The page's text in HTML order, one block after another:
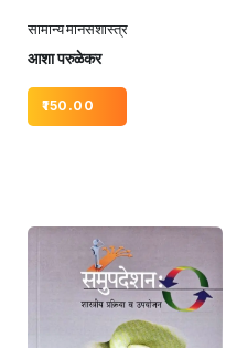
सामान्य मानसशास्त्र
आशा परुळेकर
150.00